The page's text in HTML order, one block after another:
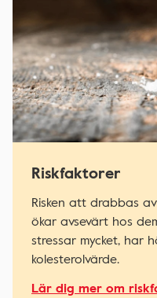
Riskfaktorer
Risken att drabbas
ökar avsevärt hos
stressar mycket, har
kolesterolvärde.
Lär dig mer om